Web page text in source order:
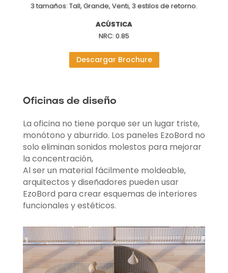
3 tamaños: Tall, Grande, Venti, 3 estilos de retorno.
ACÚSTICA
NRC: 0.85
Descargar Brochure
Oficinas de diseño
La oficina no tiene porque ser un lugar triste,
monótono y aburrido. Los paneles EzoBord no
solo eliminan sonidos molestos para mejorar
la concentración,
Al ser un material fácilmente moldeable,
arquitectos y diseñadores pueden usar
EzoBord para crear esquemas de interiores
funcionales y estéticos.